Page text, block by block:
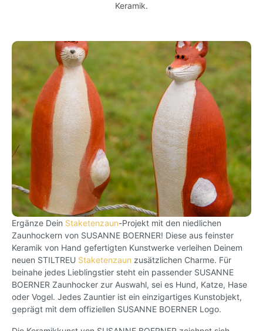
Keramik.
Ergänze Dein Staketenzaun-Projekt mit den niedlichen
Zaunhockern von SUSANNE BOERNER! Diese aus feinster
Keramik von Hand gefertigten Kunstwerke verleihen Deinem
neuen STILTREU Staketenzaun zusätzlichen Charme. Für
beinahe jedes Lieblingstier steht ein passender SUSANNE
BOERNER Zaunhocker zur Auswahl, sei es Hund, Katze, Hase
oder Vogel. Jedes Zauntier ist ein einzigartiges Kunstobjekt,
geprägt mit dem offiziellen SUSANNE BOERNER Logo.